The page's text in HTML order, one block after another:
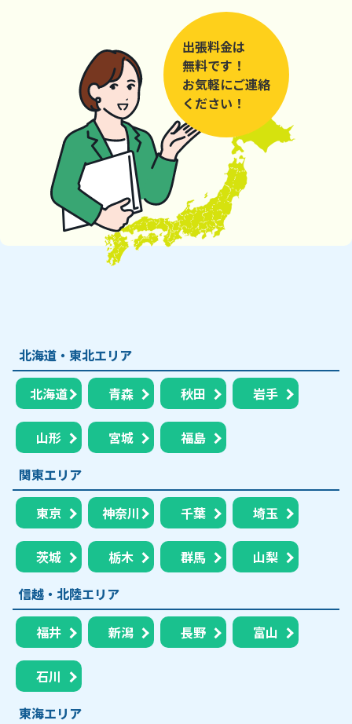
出張料金は
無料です！
お気軽にご連絡
ください！
北海道・東北エリア
北海道 青森 秋田 岩手
山形 宮城
福島
関東エリア
東京 神奈川 千葉 埼玉
茨城 栃木 群馬
山梨
信越・北陸エリア
福井 新潟 長野 富山
石川
東海エリア